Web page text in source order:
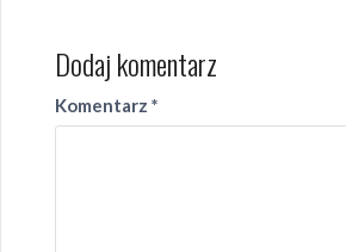
Dodaj komentarz
Komentarz *